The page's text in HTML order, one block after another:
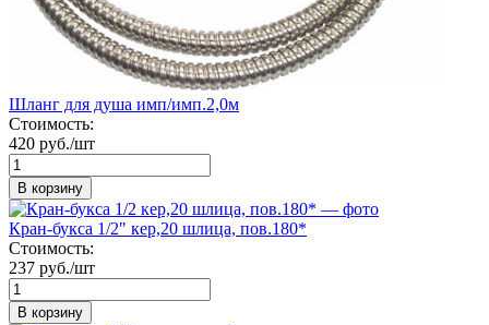
Шланг для душа имп/имп.2,0м
Стоимость:
420 руб./шт
В корзину
Кран-букса 1/2" кер,20 шлица, пов.180*
Стоимость:
237 руб./шт
В корзину